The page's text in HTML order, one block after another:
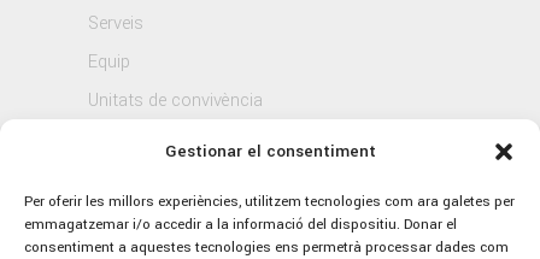
Gestionar el consentiment
Per oferir les millors experiències, utilitzem tecnologies com ara galetes per
emmagatzemar i/o accedir a la informació del dispositiu. Donar el
consentiment a aquestes tecnologies ens permetrà processar dades com
Serveis
Equip
Unitats de convivència
Residència segura
Contacte